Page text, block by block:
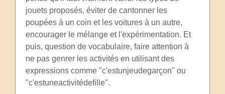
jouets proposés, éviter de cantonner les
poupées à un coin et les voitures à un autre,
encourager le mélange et l'expérimentation. Et
puis, question de vocabulaire, faire attention à
ne pas genrer les activités en utilisant des
expressions comme "c'estunjeudegarçon" ou
"c'estuneactivitédefille".